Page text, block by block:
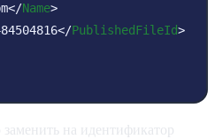
</Name>
</PublishedFileId>
заменить на идентификатор